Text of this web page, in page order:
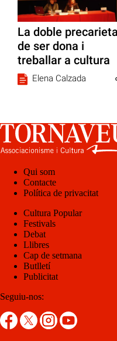
La doble
de ser dona i
treballar a cultura
Elena Calzada
Qui som
Contacte
Política de privacitat
Cultura Popular
Festivals
Debat
Llibres
Cap de setmana
Butlletí
Publicitat
Seguiu-nos: